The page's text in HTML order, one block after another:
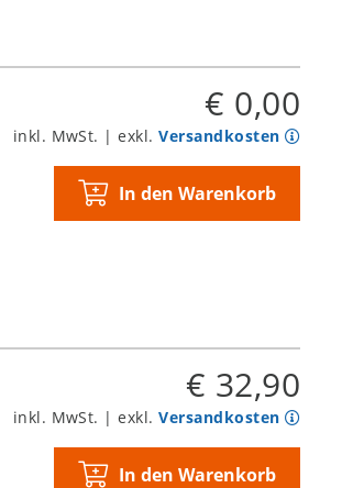
€ 0,00
inkl. MwSt. | exkl.Versandkosten
In den Warenkorb
€ 32,90
inkl. MwSt. | exkl.Versandkosten
In den Warenkorb